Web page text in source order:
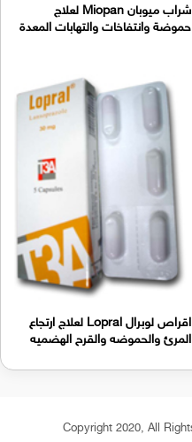
شراب ميوبان Miopan لعلاج
حموضة وانتفاخات والتهابات المعدة
اقراص لوبرال Lopral لعلاج ارتجاع
المرئ والحموضه والقرح الهضميه